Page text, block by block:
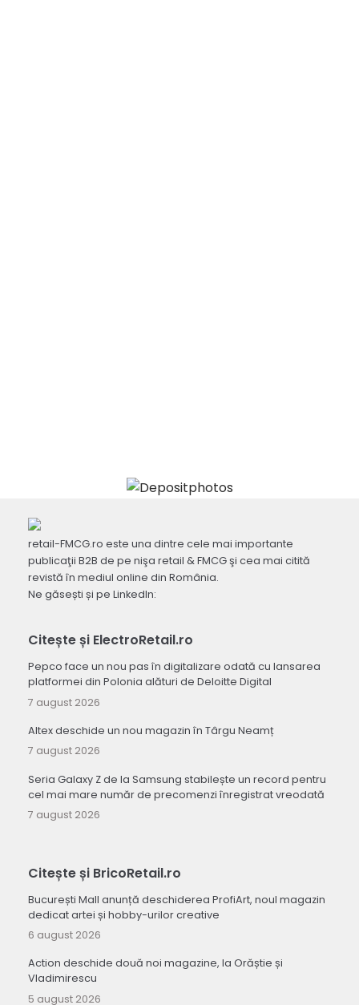
retail-FMCG.ro este una dintre cele mai importante
publicaţii B2B de pe nişa retail & FMCG şi cea mai citită
revistă în mediul online din România.
Ne găsești și pe LinkedIn:
Citește și ElectroRetail.ro
Pepco face un nou pas în digitalizare odată cu lansarea
platformei din Polonia alături de Deloitte Digital
7 august 2026
Altex deschide un nou magazin în Târgu Neamț
7 august 2026
Seria Galaxy Z de la Samsung stabilește un record pentru
cel mai mare număr de precomenzi înregistrat vreodată
7 august 2026
Citește și BricoRetail.ro
București Mall anunță deschiderea ProfiArt, noul magazin
dedicat artei și hobby-urilor creative
6 august 2026
Action deschide două noi magazine, la Orăștie și
Vladimirescu
5 august 2026